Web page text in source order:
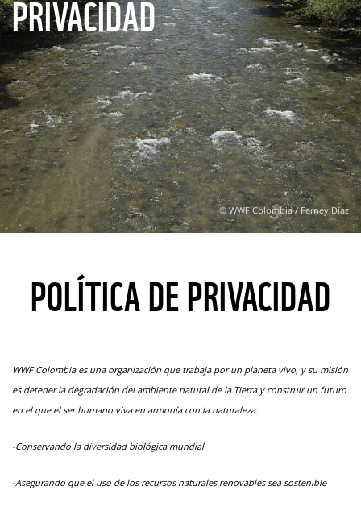
© WWF Colombia / Ferney Díaz
PRIVACIDAD
POLÍTICA DE PRIVACIDAD
WWF Colombia es una organización que trabaja por un planeta vivo, y su misión
es detener la degradación del ambiente natural de la Tierra y construir un futuro
en el que el ser humano viva en armonía con la naturaleza:
-Conservando la diversidad biológica mundial
-Asegurando que el uso de los recursos naturales renovables sea sostenible